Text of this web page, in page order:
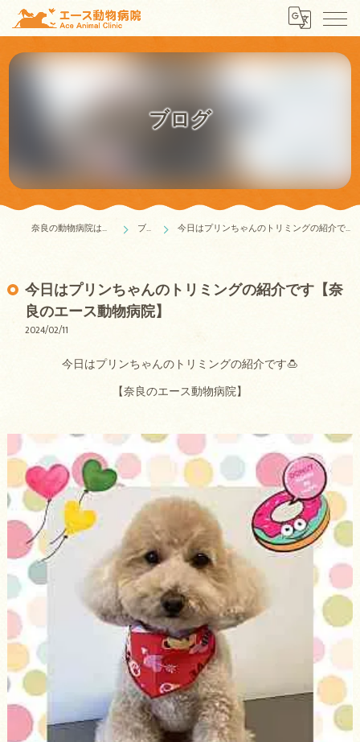
ブログ
奈良の動物病院はエース動物病院 ブログ 今日はプリンちゃんのトリミングの紹介です【奈良のエース動物病院】
今日はプリンちゃんのトリミングの紹介です【奈
良のエース動物病院】
2024/02/11
今日はプリンちゃんのトリミングの紹介です🍮
【奈良のエース動物病院】